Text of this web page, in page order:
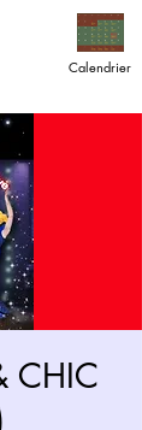
Calendrier
CHIC